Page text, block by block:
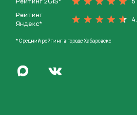
Рейтинг
Яндекс*
* Средний рейтинг в городе Хабаровске
Написать в MaxПерейти во Вконтакте